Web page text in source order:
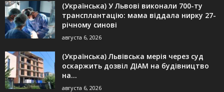
(Українська) У Львові виконали 700-ту
трансплантацію: мама віддала нирку 27-
річному синові
августа 6, 2026
(Українська) Львівська мерія через суд
оскаржить дозвіл ДІАМ на будівництво
на...
августа 6, 2026